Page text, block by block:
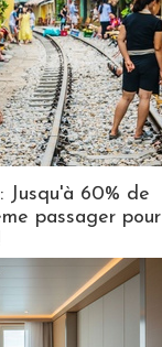
Jusqu'à 60% de
passager pour